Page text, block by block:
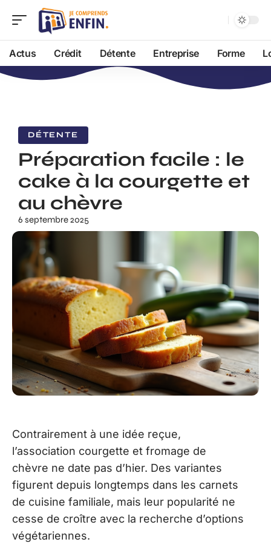
Actus Crédit Détente Entreprise Forme
DÉTENTE
Préparation facile : le
cake à la courgette et
au chèvre
6 septembre 2025
Contrairement à une idée reçue,
l’association courgette et fromage de
chèvre ne date pas d’hier. Des variantes
figurent depuis longtemps dans les carnets
de cuisine familiale, mais leur popularité ne
cesse de croître avec la recherche d’options
végétariennes.